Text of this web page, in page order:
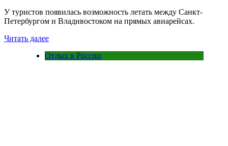
У туристов появилась возможность летать между Санкт-
Петербургом и Владивостоком на прямых авиарейсах.
Читать далее
Отдых в России